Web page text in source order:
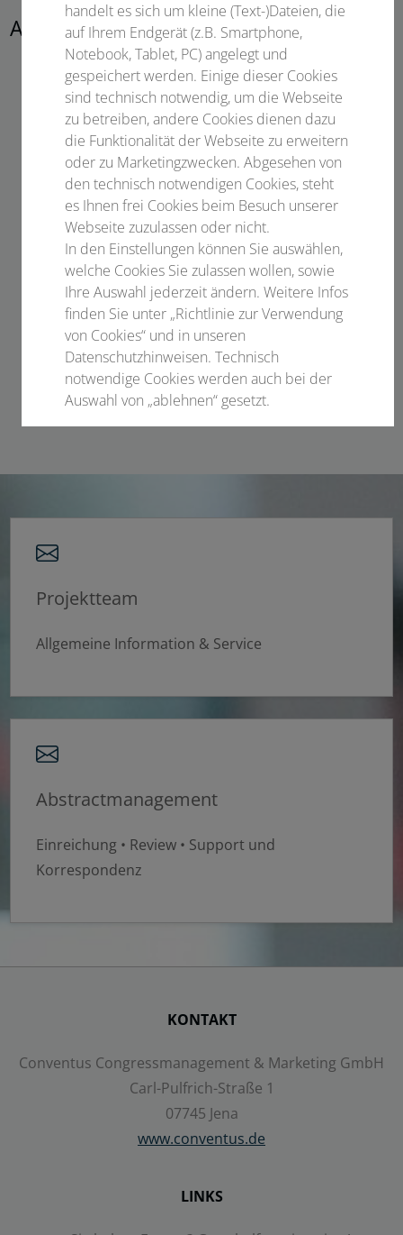
Abtractthemen
Röntgenbildgebung
Nuklearmedizin
Strahlentherapie
MRT
Audiologie
Biomedizinsche Optik
Medizinische Informatik/ Künstliche Intelligenz
Hybridverfahren
Strahlenschutz
Strahlenbiologie
Energie und Ressourcenmanagement
Aus- und Weiterbildung in Medizinischer Physik
Junge Medizinphysik
Freie Themen
Projektteam
Allgemeine Information & Service
Abstractmanagement
Einreichung • Review • Support und
Korrespondenz
KONTAKT
Conventus Congressmanagement & Marketing GmbH
Carl-Pulfrich-Straße 1
07745 Jena
www.conventus.de
LINKS
handelt es sich um kleine (Text-)Dateien, die
auf Ihrem Endgerät (z.B. Smartphone,
Notebook, Tablet, PC) angelegt und
gespeichert werden. Einige dieser Cookies
sind technisch notwendig, um die Webseite
zu betreiben, andere Cookies dienen dazu
die Funktionalität der Webseite zu erweitern
oder zu Marketingzwecken. Abgesehen von
den technisch notwendigen Cookies, steht
es Ihnen frei Cookies beim Besuch unserer
Webseite zuzulassen oder nicht.
In den Einstellungen können Sie auswählen,
welche Cookies Sie zulassen wollen, sowie
Ihre Auswahl jederzeit ändern. Weitere Infos
finden Sie unter „Richtlinie zur Verwendung
von Cookies“ und in unseren
Datenschutzhinweisen. Technisch
notwendige Cookies werden auch bei der
Auswahl von „ablehnen“ gesetzt.
Externer Inhalt
Ablehnen Speichern
Details anzeigen